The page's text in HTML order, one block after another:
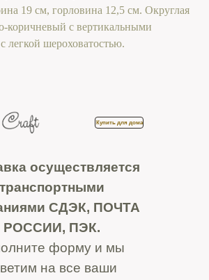
19 см, горловина 12,5 см. Округлая
коричневый с вертикальными
легкой шероховатостью.
осуществляется
транспортными
СДЭК, ПОЧТА
РОССИИ, ПЭК.
форму и мы
на все ваши
Купить для дома